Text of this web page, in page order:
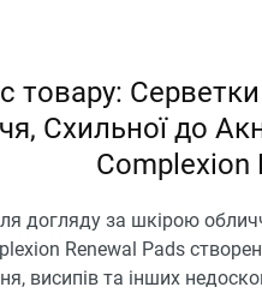
товару:
Схильної до
Complexion
догляду за шкірою
Renewal Pads
висипів та інших